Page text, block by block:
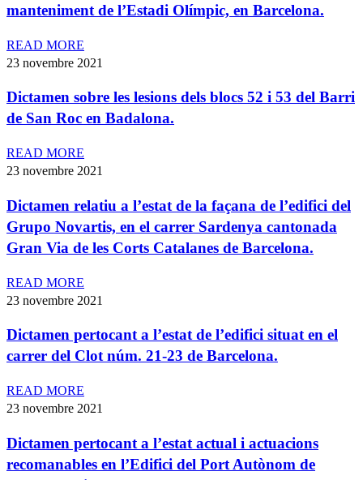
manteniment de l’Estadi Olímpic, en Barcelona.
READ MORE
23 novembre 2021
Dictamen sobre les lesions dels blocs 52 i 53 del Barri
de San Roc en Badalona.
READ MORE
23 novembre 2021
Dictamen relatiu a l’estat de la façana de l’edifici del
Grupo Novartis, en el carrer Sardenya cantonada
Gran Via de les Corts Catalanes de Barcelona.
READ MORE
23 novembre 2021
Dictamen pertocant a l’estat de l’edifici situat en el
carrer del Clot núm. 21-23 de Barcelona.
READ MORE
23 novembre 2021
Dictamen pertocant a l’estat actual i actuacions
recomanables en l’Edifici del Port Autònom de